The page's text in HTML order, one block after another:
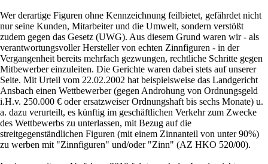
Wer derartige Figuren ohne Kennzeichnung feilbietet, gefährdet nicht
nur seine Kunden, Mitarbeiter und die Umwelt, sondern verstößt
zudem gegen das Gesetz (UWG). Aus diesem Grund waren wir - als
verantwortungsvoller Hersteller von echten Zinnfiguren - in der
Vergangenheit bereits mehrfach gezwungen, rechtliche Schritte gegen
Mitbewerber einzuleiten. Die Gerichte waren dabei stets auf unserer
Seite. Mit Urteil vom 22.02.2002 hat beispielsweise das Landgericht
Ansbach einen Wettbewerber (gegen Androhung von Ordnungsgeld
i.H.v. 250.000 € oder ersatzweiser Ordnungshaft bis sechs Monate) u.
a. dazu verurteilt, es künftig im geschäftlichen Verkehr zum Zwecke
des Wettbewerbs zu unterlassen, mit Bezug auf die
streitgegenständlichen Figuren (mit einem Zinnanteil von unter 90%)
zu werben mit "Zinnfiguren" und/oder "Zinn" (AZ HKO 520/00).